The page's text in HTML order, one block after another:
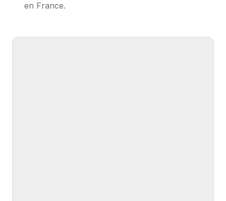
en France.